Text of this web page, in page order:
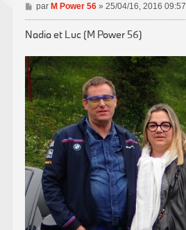
M
e
a
g
e
par M Power 56» 25/04/16, 2016 09:57
Nadia et Luc (M Power 56)